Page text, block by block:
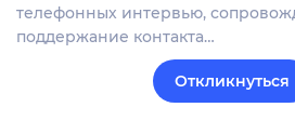
телефонных интервью,
поддержание контакта…
Откликнуться